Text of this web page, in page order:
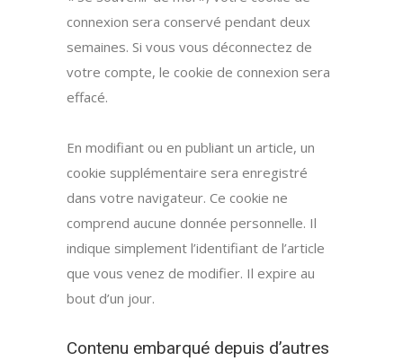
connexion sera conservé pendant deux
semaines. Si vous vous déconnectez de
votre compte, le cookie de connexion sera
effacé.
En modifiant ou en publiant un article, un
cookie supplémentaire sera enregistré
dans votre navigateur. Ce cookie ne
comprend aucune donnée personnelle. Il
indique simplement l’identifiant de l’article
que vous venez de modifier. Il expire au
bout d’un jour.
Contenu embarqué depuis d’autres